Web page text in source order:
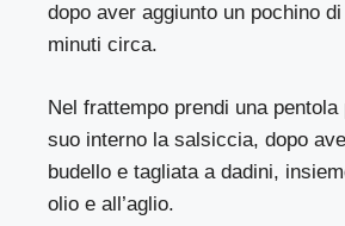
dopo aver aggiunto un pochino
minuti circa.
Nel frattempo prendi una
suo interno la salsiccia, dopo
budello e tagliata a dadini,
olio e all’aglio.